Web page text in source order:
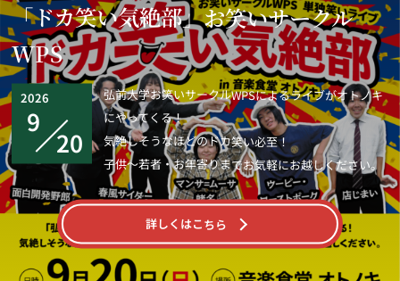
「ドカ笑い気絶部」お笑いサークル
WPS
2026
9
20
弘前大学お笑いサークルWPSによるライブがオトノキ
にやってくる！
気絶しそうなほどのドカ笑い必至！
子供～若者・お年寄りまでお気軽にお越しください。
詳しくはこちら